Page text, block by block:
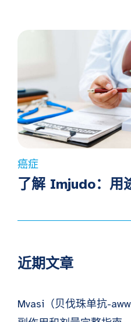
癌症
了解 Imjudo：用
近期文章
Mvasi（贝伐珠单抗-